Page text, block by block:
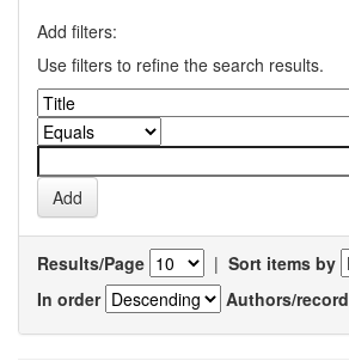
Add filters:
Use filters to refine the search results.
Results/Page | Sort items by
In order
Authors/record